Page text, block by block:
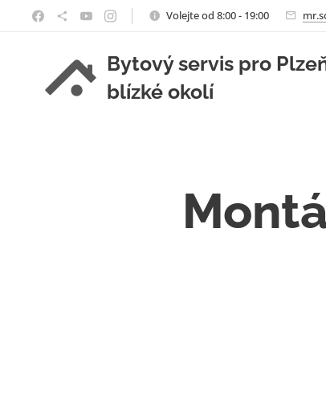
Volejte od 8:00 - 19:00
Bytový servis pro
blízké okolí